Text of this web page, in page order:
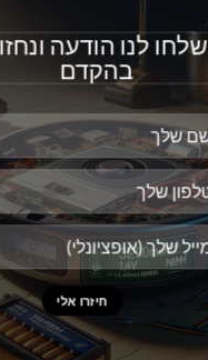
שלחו לנו הודעה
בהקדם